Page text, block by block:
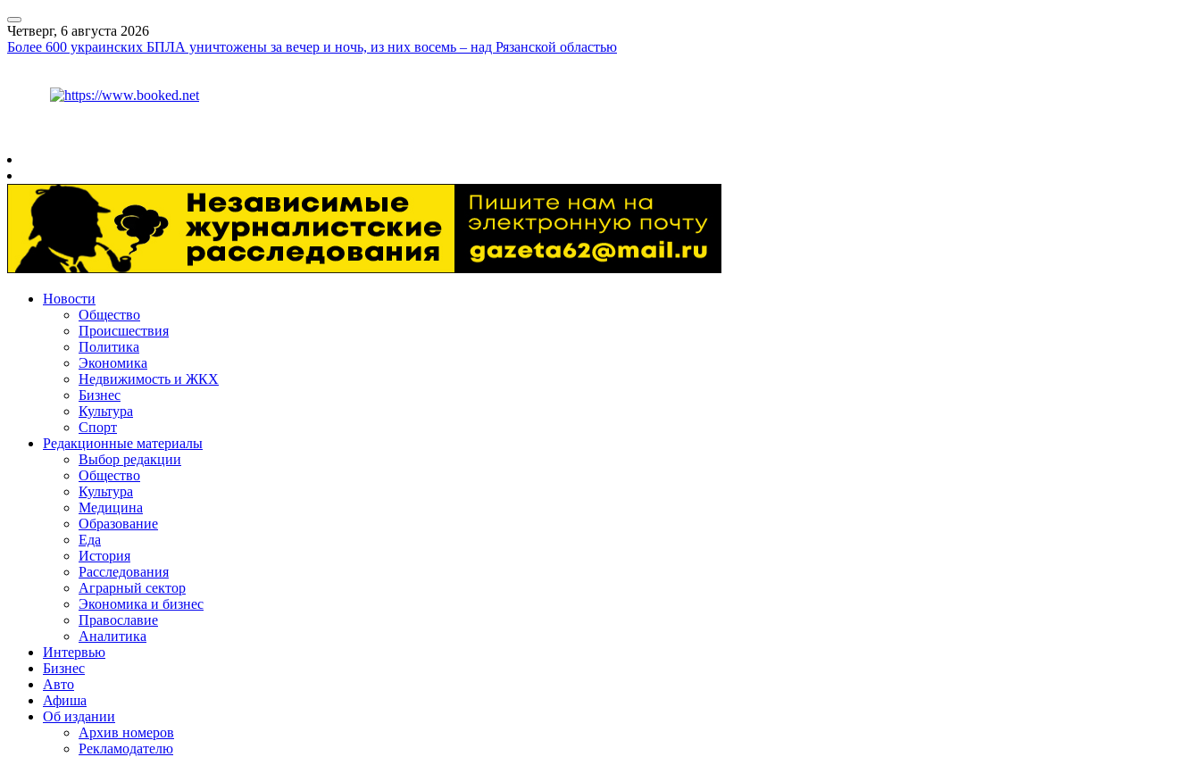
Четверг, 6 августа 2026
Более 600 украинских БПЛА уничтожены за вечер и ночь, из них восемь – над Рязанской областью
Новости
Общество
Происшествия
Политика
Экономика
Недвижимость и ЖКХ
Бизнес
Культура
Спорт
Редакционные материалы
Выбор редакции
Общество
Культура
Медицина
Образование
Еда
История
Расследования
Аграрный сектор
Экономика и бизнес
Православие
Аналитика
Интервью
Бизнес
Авто
Афиша
Об издании
Архив номеров
Рекламодателю